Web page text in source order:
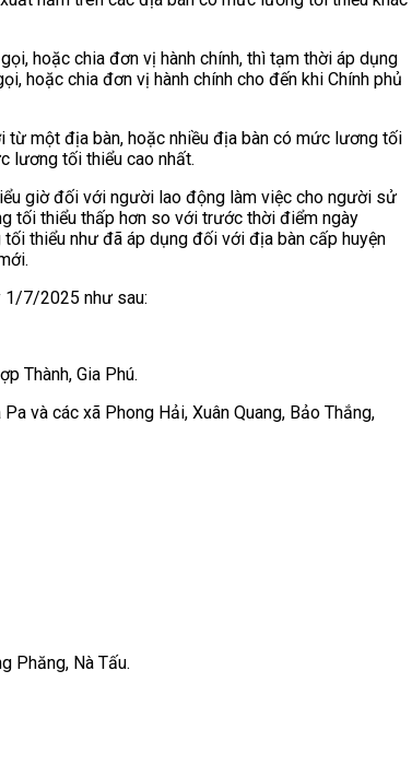
hoặc chia đơn vị hành chính, thì tạm thời áp dụng
hoặc chia đơn vị hành chính cho đến khi Chính phủ
một địa bàn, hoặc nhiều địa bàn có mức lương tối
lương tối thiểu cao nhất.
giờ đối với người lao động làm việc cho người sử
tối thiểu thấp hơn so với trước thời điểm ngày
thiểu như đã áp dụng đối với địa bàn cấp huyện
1/7/2025 như sau:
Thành, Gia Phú.
và các xã Phong Hải, Xuân Quang, Bảo Thắng,
Phăng, Nà Tấu.